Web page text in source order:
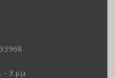
- 3 μ.μ.